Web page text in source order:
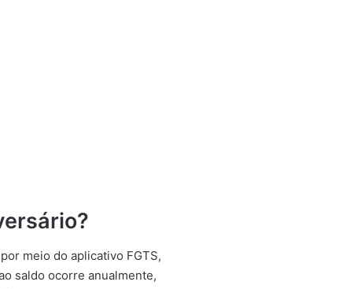
meio do aplicativo FGTS,
saldo ocorre anualmente,